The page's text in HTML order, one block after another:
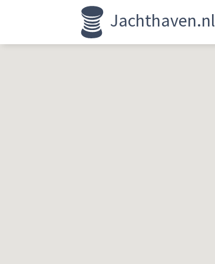
Jachthaven.nl